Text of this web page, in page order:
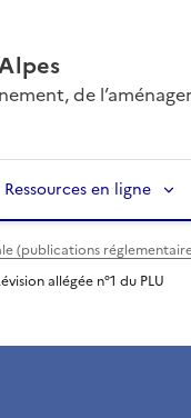
de
Ressources en ligne
(publications
allégée n°1 du PLU